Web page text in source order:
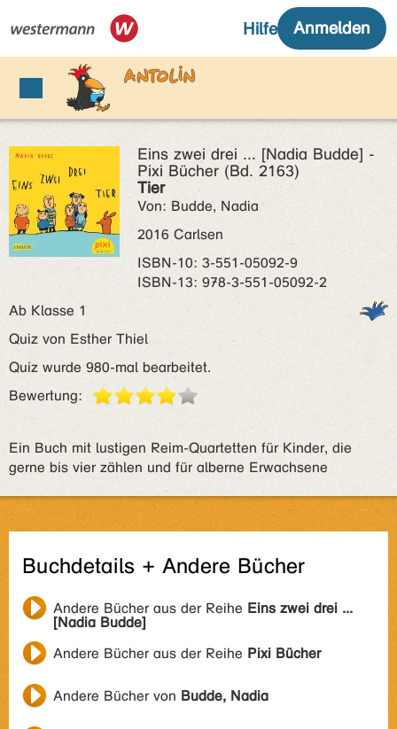
Eins zwei drei ... [Nadia Budde] -
Pixi Bücher (Bd. 2163)
Tier
Von: Budde, Nadia
2016 Carlsen
ISBN‑10: 3-551-05092-9
ISBN‑13: 978-3-551-05092-2
Ab Klasse 1
Quiz von Esther Thiel
Quiz wurde 980-mal bearbeitet.
Bewertung:
Ein Buch mit lustigen Reim-Quartetten für Kinder, die
gerne bis vier zählen und für alberne Erwachsene
Buchdetails + Andere Bücher
Andere Bücher aus der Reihe Eins zwei drei ...
[Nadia Budde]
Andere Bücher aus der Reihe Pixi Bücher
Andere Bücher von Budde, Nadia